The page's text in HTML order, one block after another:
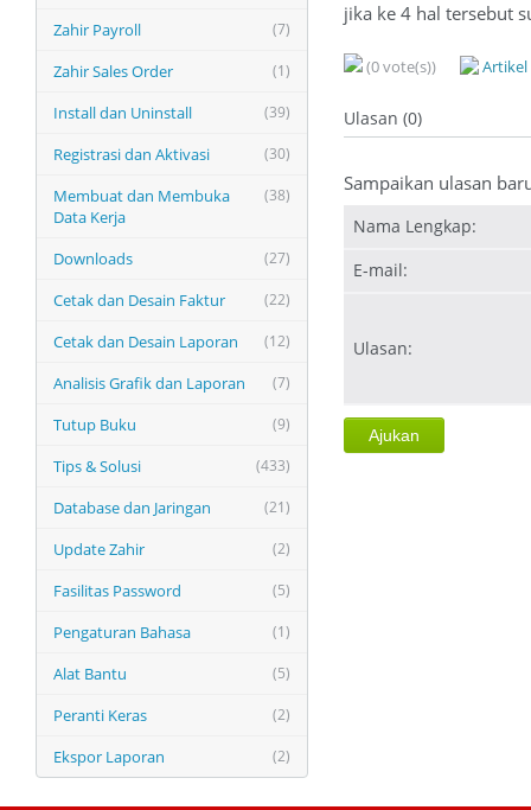
(7)
Zahir Payroll
(1)
Zahir Sales Order
(39)
Install dan Uninstall
(30)
Registrasi dan Aktivasi
(38)
Membuat dan Membuka
Data Kerja
(27)
Downloads
(22)
Cetak dan Desain Faktur
(12)
Cetak dan Desain Laporan
(7)
Analisis Grafik dan Laporan
(9)
Tutup Buku
(433)
Tips & Solusi
(21)
Database dan Jaringan
(2)
Update Zahir
(5)
Fasilitas Password
(1)
Pengaturan Bahasa
(5)
Alat Bantu
(2)
Peranti Keras
(2)
Ekspor Laporan
jika ke 4 hal tersebut
(0 vote(s))
Ulasan (0)
Sampaikan ulasan
Nama Lengkap:
E-mail:
Ulasan: